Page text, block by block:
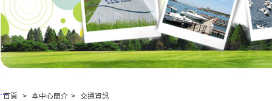
:::首頁 > 本中心簡介 > 交通資訊